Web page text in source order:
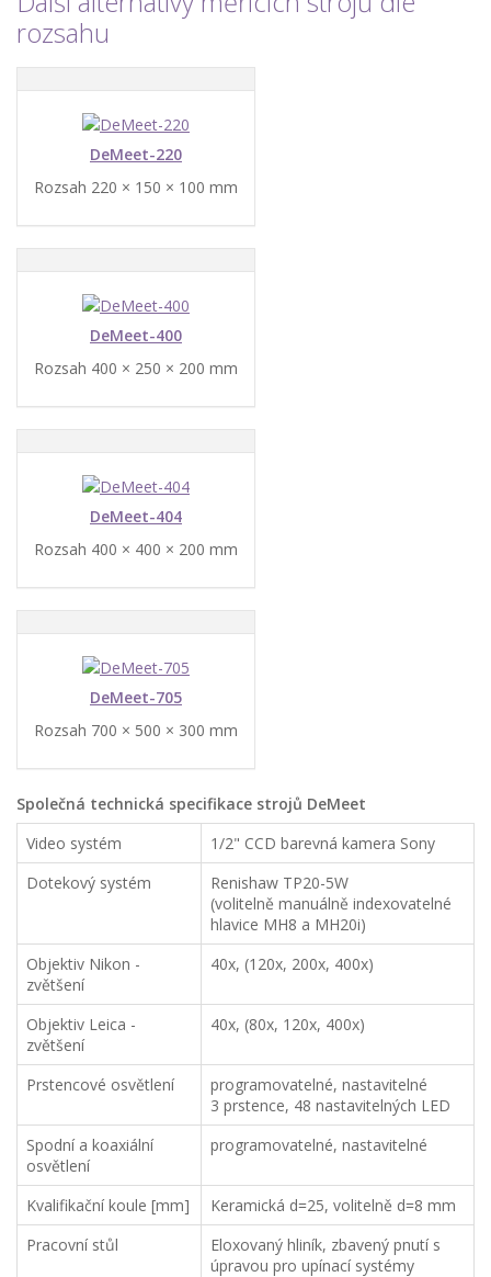
rozsahu
DeMeet-220
Rozsah 220 × 150 × 100 mm
DeMeet-400
Rozsah 400 × 250 × 200 mm
DeMeet-404
Rozsah 400 × 400 × 200 mm
DeMeet-705
Rozsah 700 × 500 × 300 mm
Společná technická specifikace strojů DeMeet
Video systém
1/2" CCD barevná kamera Sony
Dotekový systém
Renishaw TP20-5W
(volitelně manuálně indexovatelné
hlavice MH8 a MH20i)
Objektiv Nikon -
zvětšení
40x, (120x, 200x, 400x)
Objektiv Leica -
zvětšení
40x, (80x, 120x, 400x)
Prstencové osvětlení
programovatelné, nastavitelné
3 prstence, 48 nastavitelných LED
Spodní a koaxiální
osvětlení
programovatelné, nastavitelné
Kvalifikační koule [mm]
Keramická d=25, volitelně d=8 mm
Pracovní stůl
Eloxovaný hliník, zbavený pnutí s
úpravou pro upínací systémy